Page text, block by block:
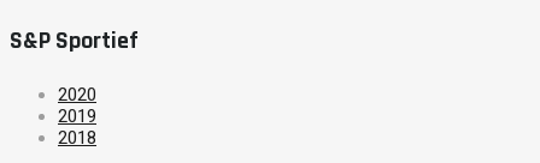
S&P Sportief
2020
2019
2018